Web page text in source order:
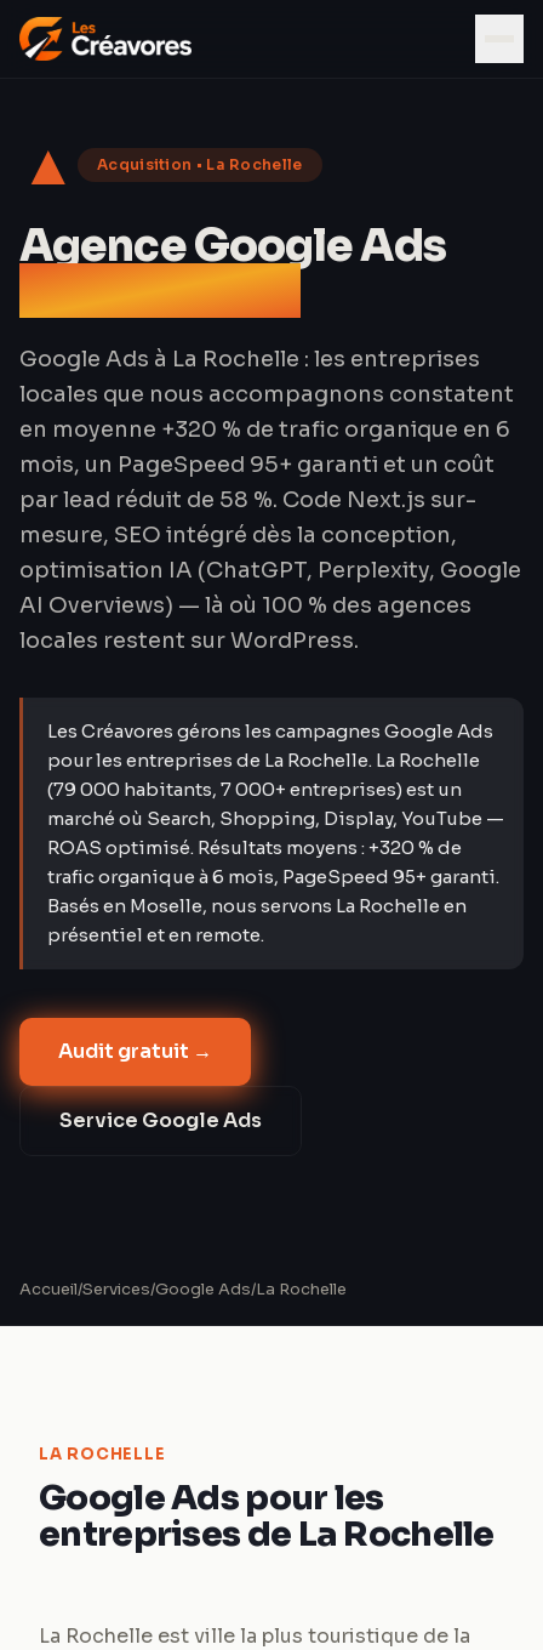
▲ Acquisition • La Rochelle
Agence Google Ads
à La Rochelle
Google Ads à La Rochelle : les entreprises
locales que nous accompagnons constatent
en moyenne +320 % de trafic organique en 6
mois, un PageSpeed 95+ garanti et un coût
par lead réduit de 58 %. Code Next.js sur-
mesure, SEO intégré dès la conception,
optimisation IA (ChatGPT, Perplexity, Google
AI Overviews) — là où 100 % des agences
locales restent sur WordPress.
Les Créavores gérons les campagnes Google Ads
pour les entreprises de La Rochelle. La Rochelle
(79 000 habitants, 7 000+ entreprises) est un
marché où Search, Shopping, Display, YouTube —
ROAS optimisé. Résultats moyens : +320 % de
trafic organique à 6 mois, PageSpeed 95+ garanti.
Basés en Moselle, nous servons La Rochelle en
présentiel et en remote.
Audit gratuit →
Service Google Ads
Accueil/Services/Google Ads/La Rochelle
LA ROCHELLE
Google Ads pour les
entreprises de La Rochelle
La Rochelle est ville la plus touristique de la